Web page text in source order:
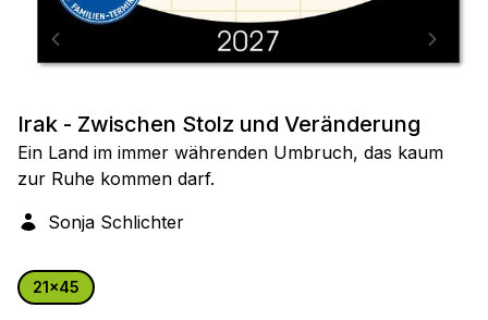
Irak - Zwischen Stolz und Veränderung
Ein Land im immer währenden Umbruch, das kaum
zur Ruhe kommen darf.
Sonja Schlichter
21x45